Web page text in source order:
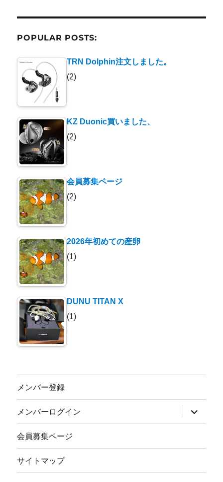
POPULAR POSTS:
TRN Dolphin注文しました。
(2)
KZ Duonic買いました、
(2)
会員募集ページ
(2)
2026年初めての産卵
(1)
DUNU TITAN X
(1)
メンバー登録
メンバーログイン
ブ
メ
ー
開
会員募集ページ
サイトマップ